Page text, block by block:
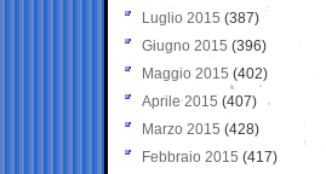
Luglio 2015 (387)
Giugno 2015 (396)
Maggio 2015 (402)
Aprile 2015 (407)
Marzo 2015 (428)
Febbraio 2015 (417)